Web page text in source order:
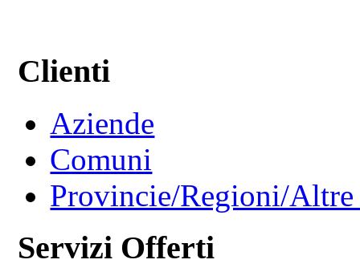
Clienti
Aziende
Comuni
Provincie/Regioni/
Servizi Offerti